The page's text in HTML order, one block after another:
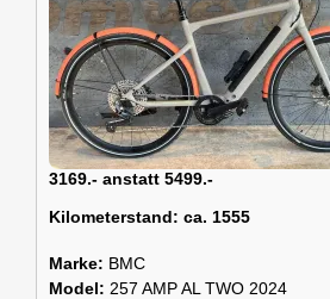
3169.- anstatt 5499.-
Kilometerstand: ca. 1555
Marke: BMC
Model: 257 AMP AL TWO 2024